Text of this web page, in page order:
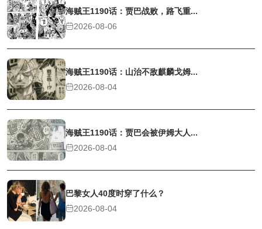
海贼王1190话：贾巴战败，路飞重...
2026-08-06
海贼王1190话：山治不敌麒麟戈姆...
2026-08-04
海贼王1190话：贾巴会被伊姆大人...
2026-08-04
巴黎女人40度时穿了什么？
2026-08-04